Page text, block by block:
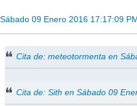
Sábado 09 Enero 2016 17:17:09
Cita de: meteotormenta en
Cita de: Sith en Sábado 09